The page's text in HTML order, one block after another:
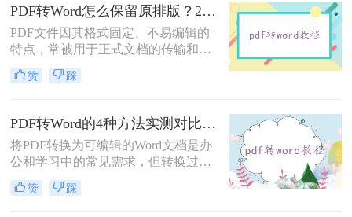
户高效完成转换。
PDF转Word怎么保留原排版？2种方法对比：Adobe Acrobat DC与专业转换软件实测
PDF文件因其格式固定、不易编辑的
特点，常被用于正式文档的传输和存
档。然而，当我们需要编辑PDF内容
时，将其转换为Word文档是常见需
乱，影响使用体验。那么pdf转word怎
么保留原排版呢？本文将介绍两种方
法，帮助你在PDF转Word时尽可能保
留原排版。
赞 踩
PDF转Word的4种方法实测对比：在线工具、Adobe Acrobat、Word内置与OCR识别方案选择！
将PDF转换为可编辑的Word文档是办
公和学习中的常见需求，但转换过程
中常出现格式错乱、图片丢失等问
题。那么pdf文档怎么转换成word格式
赞 踩